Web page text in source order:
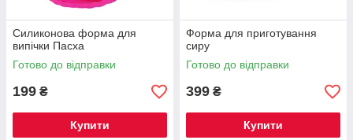
Силиконова форма для
випічки Пасха
Готово до відправки
199 ₴
Купити
Форма для приготування
сиру
Готово до відправки
399 ₴
Купити